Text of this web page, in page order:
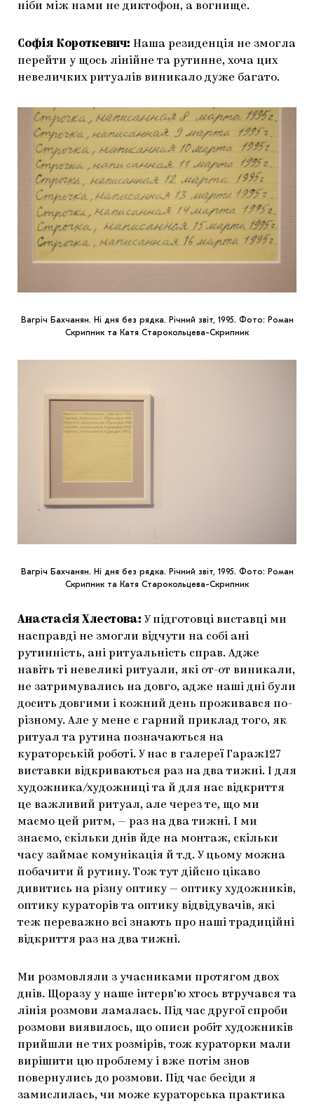
ніби між нами не диктофон, а вогнище.
Софія Короткевич: Наша резиденція не змогла
перейти у щось лінійне та рутинне, хоча цих
невеличких ритуалів виникало дуже багато.
Вагріч Бахчанян. Ні дня без рядка. Річний звіт, 1995. Фото: Роман
Скрипник та Катя Старокольцева-Скрипник
Вагріч Бахчанян. Ні дня без рядка. Річний звіт, 1995. Фото: Роман
Скрипник та Катя Старокольцева-Скрипник
Анастасія Хлестова: У підготовці виставці ми
насправді не змогли відчути на собі ані
рутинність, ані ритуальність справ. Адже
навіть ті невеликі ритуали, які от-от виникали,
не затримувались на довго, адже наші дні були
досить довгими і кожний день проживався по-
різному. Але у мене є гарний приклад того, як
ритуал та рутина позначаються на
кураторській роботі. У нас в галереї Гараж127
виставки відкриваються раз на два тижні. І для
художника/художниці та й для нас відкриття
це важливий ритуал, але через те, що ми
маємо цей ритм, — раз на два тижні. І ми
знаємо, скільки днів йде на монтаж, скільки
часу займає комунікація й т.д. У цьому можна
побачити й рутину. Тож тут дійсно цікаво
дивитись на різну оптику — оптику художників,
оптику кураторів та оптику відвідувачів, які
теж переважно всі знають про наші традиційні
відкриття раз на два тижні.
Ми розмовляли з учасниками протягом двох
днів. Щоразу у наше інтерв’ю хтось втручався та
лінія розмови ламалась. Під час другої спроби
розмови виявилось, що описи робіт художників
прийшли не тих розмірів, тож кураторки мали
вирішити цю проблему і вже потім знов
повернулись до розмови. Під час бесіди я
замислилась, чи може кураторська практика